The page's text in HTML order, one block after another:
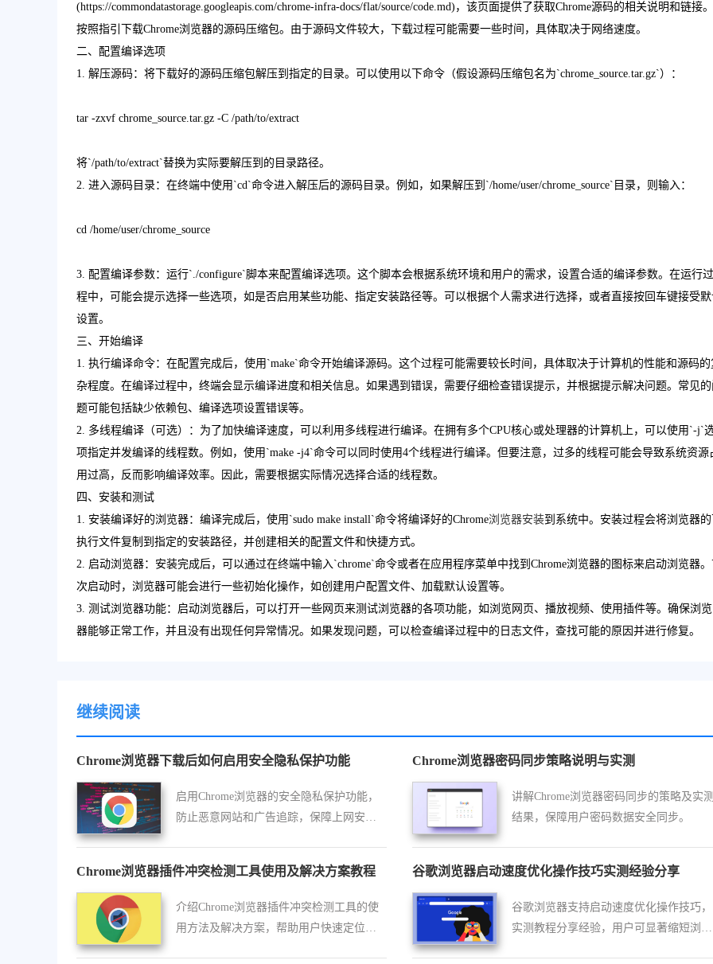
(https://commondatastorage.googleapis.com/chrome-infra-docs/flat/source/code.md)，该页面提供了获取Chrome源码的相关说明和链接。
按照指引下载Chrome浏览器的源码压缩包。由于源码文件较大，下载过程可能需要一些时间，具体取决于网络速度。
二、配置编译选项
1. 解压源码：将下载好的源码压缩包解压到指定的目录。可以使用以下命令（假设源码压缩包名为`chrome_source.tar.gz`）：
tar -zxvf chrome_source.tar.gz -C /path/to/extract
将`/path/to/extract`替换为实际要解压到的目录路径。
2. 进入源码目录：在终端中使用`cd`命令进入解压后的源码目录。例如，如果解压到`/home/user/chrome_source`目录，则输入：
cd /home/user/chrome_source
3. 配置编译参数：运行`./configure`脚本来配置编译选项。这个脚本会根据系统环境和用户的需求，设置合适的编译参数。在运行过
程中，可能会提示选择一些选项，如是否启用某些功能、指定安装路径等。可以根据个人需求进行选择，或者直接按回车键接受
设置。
三、开始编译
1. 执行编译命令：在配置完成后，使用`make`命令开始编译源码。这个过程可能需要较长时间，具体取决于计算机的性能和源码的
杂程度。在编译过程中，终端会显示编译进度和相关信息。如果遇到错误，需要仔细检查错误提示，并根据提示解决问题。常见
题可能包括缺少依赖包、编译选项设置错误等。
2. 多线程编译（可选）：为了加快编译速度，可以利用多线程进行编译。在拥有多个CPU核心或处理器的计算机上，可以使用`-j`
项指定并发编译的线程数。例如，使用`make -j4`命令可以同时使用4个线程进行编译。但要注意，过多的线程可能会导致系统资源
用过高，反而影响编译效率。因此，需要根据实际情况选择合适的线程数。
四、安装和测试
1. 安装编译好的浏览器：编译完成后，使用`sudo make install`命令将编译好的Chrome浏览器安装到系统中。安装过程会将浏览器
执行文件复制到指定的安装路径，并创建相关的配置文件和快捷方式。
2. 启动浏览器：安装完成后，可以通过在终端中输入`chrome`命令或者在应用程序菜单中找到Chrome浏览器的图标来启动浏览器
次启动时，浏览器可能会进行一些初始化操作，如创建用户配置文件、加载默认设置等。
3. 测试浏览器功能：启动浏览器后，可以打开一些网页来测试浏览器的各项功能，如浏览网页、播放视频、使用插件等。确保浏览
器能够正常工作，并且没有出现任何异常情况。如果发现问题，可以检查编译过程中的日志文件，查找可能的原因并进行修复。
继续阅读
Chrome浏览器下载后如何启用安全隐私保护功能
启用Chrome浏览器的安全隐私保护功能，
防止恶意网站和广告追踪，保障上网安
Chrome浏览器密码同步策略说明与实测
讲解Chrome浏览器密码同步的策略及实
结果，保障用户密码数据安全同步。
Chrome浏览器插件冲突检测工具使用及解决方案教程
介绍Chrome浏览器插件冲突检测工具的使
用方法及解决方案，帮助用户快速定位并
谷歌浏览器启动速度优化操作技巧实测经验分享
谷歌浏览器支持启动速度优化操作技巧，
实测教程分享经验，用户可显著缩短浏览